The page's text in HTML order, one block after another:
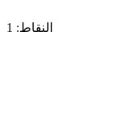
النقاط: 1